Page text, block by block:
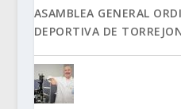
ASAMBLEA GENERAL
DEPORTIVA DE